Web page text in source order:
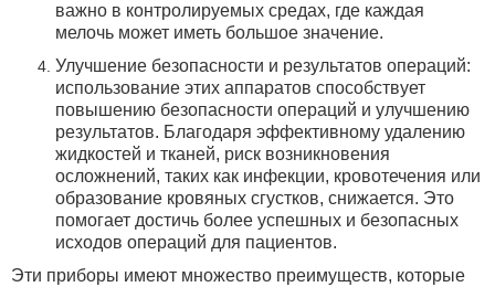
важно в контролируемых средах, где каждая
мелочь может иметь большое значение.
Улучшение безопасности и результатов операций:
использование этих аппаратов способствует
повышению безопасности операций и улучшению
результатов. Благодаря эффективному удалению
жидкостей и тканей, риск возникновения
осложнений, таких как инфекции, кровотечения или
образование кровяных сгустков, снижается. Это
помогает достичь более успешных и безопасных
исходов операций для пациентов.
Эти приборы имеют множество преимуществ, которые